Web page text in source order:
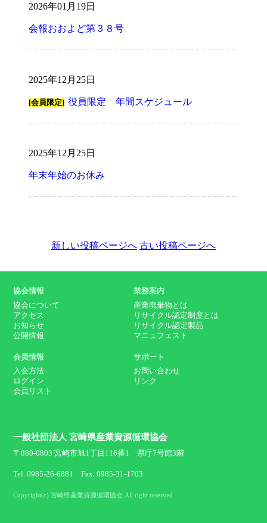
2026年01月19日
会報おおよど第３８号
2025年12月25日
[会員限定] 役員限定 年間スケジュール
2025年12月25日
年末年始のお休み
新しい投稿ページへ 古い投稿ページへ
協会情報
協会について
アクセス
お知らせ
公開情報
業務案内
産業廃棄物とは
リサイクル認定制度とは
リサイクル認定製品
マニュフェスト
会員情報
入会方法
ログイン
会員リスト
サポート
お問い合わせ
リンク
一般社団法人 宮崎県産業資源循環協会
〒880-0803 宮崎市旭1丁目116番1 県庁7号館3階
Tel. 0985-26-6881 Fax. 0985-31-1703
Copyright(c) 宮崎県産業資源循環協会 All right reserved.